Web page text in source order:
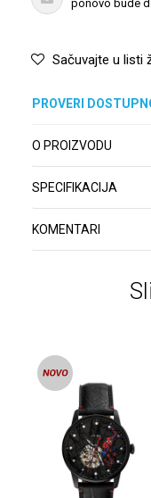
ponovo bude
Sačuvajte u listi
PROVERI
O PROIZVODU
SPECIFIKACIJA
KOMENTARI